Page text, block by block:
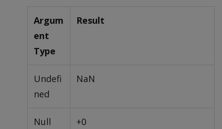
Argum
ent
Type
Result
Undefi
ned
NaN
Null +0